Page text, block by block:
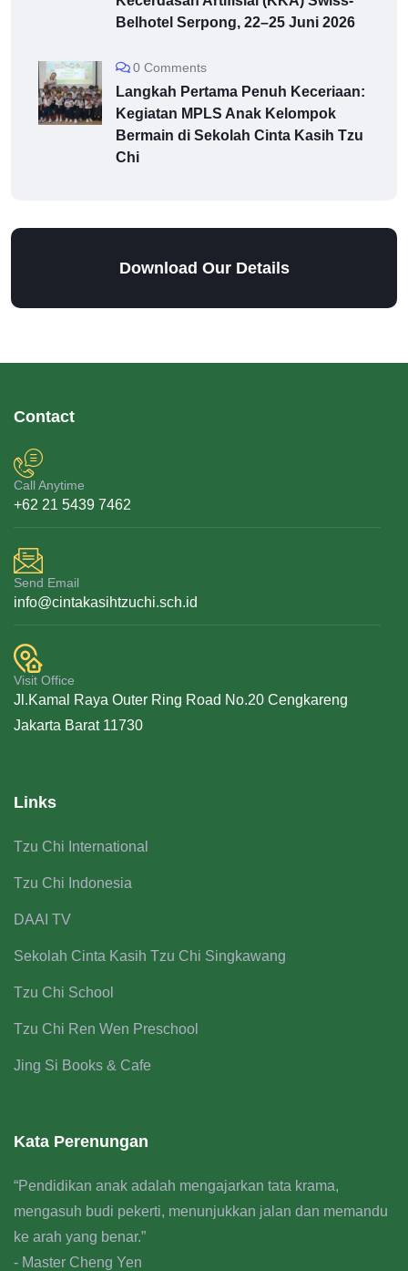
Belhotel Serpong, 22–25 Juni 2026
0 Comments
Langkah Pertama Penuh Keceriaan:
Kegiatan MPLS Anak Kelompok
Bermain di Sekolah Cinta Kasih Tzu
Chi
Download Our Details
Contact
Call Anytime
+62 21 5439 7462
Send Email
info@cintakasihtzuchi.sch.id
Visit Office
Jl.Kamal Raya Outer Ring Road No.20 Cengkareng
Jakarta Barat 11730
Links
Tzu Chi International
Tzu Chi Indonesia
DAAI TV
Sekolah Cinta Kasih Tzu Chi Singkawang
Tzu Chi School
Tzu Chi Ren Wen Preschool
Jing Si Books & Cafe
Kata Perenungan
“Pendidikan anak adalah mengajarkan tata krama,
mengasuh budi pekerti, menunjukkan jalan dan memandu
ke arah yang benar.”
- Master Cheng Yen